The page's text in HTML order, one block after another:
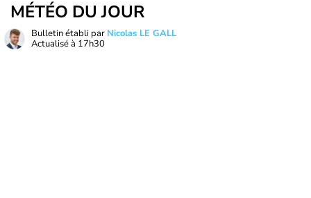
MÉTÉO DU JOUR
Bulletin établi par Nicolas LE GALL
Actualisé à 17h30